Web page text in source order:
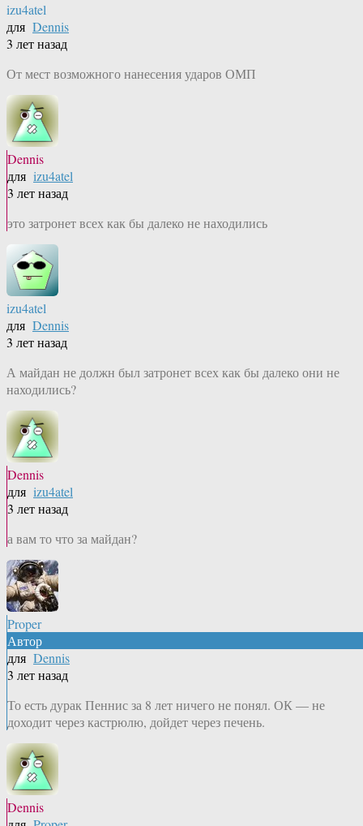
izu4atel
для Dennis
3 лет назад
От мест возможного нанесения ударов ОМП
Dennis
для izu4atel
3 лет назад
это затронет всех как бы далеко не находились
izu4atel
для Dennis
3 лет назад
А майдан не должн был затронет всех как бы далеко они не
находились?
Dennis
для izu4atel
3 лет назад
а вам то что за майдан?
Proper
Автор
для Dennis
3 лет назад
То есть дурак Пеннис за 8 лет ничего не понял. ОК — не
доходит через кастрюлю, дойдет через печень.
Dennis